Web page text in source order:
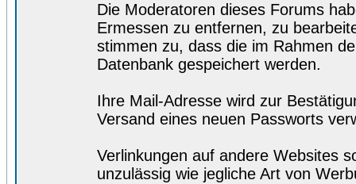
Die Moderatoren dieses Forums
Ermessen zu entfernen, zu
stimmen zu, dass die im Rahmen
Datenbank gespeichert werden.
Ihre Mail-Adresse wird zur
Versand eines neuen Passworts
Verlinkungen auf andere Websites
unzulässig wie jegliche Art von